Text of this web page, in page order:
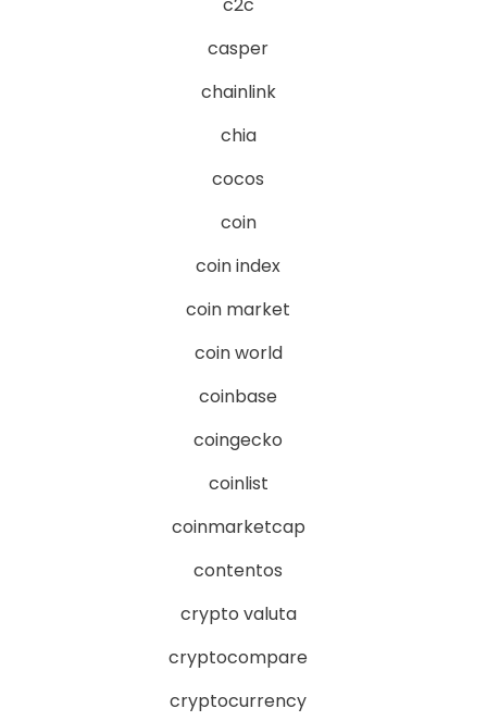
casper
chainlink
chia
cocos
coin
coin index
coin market
coin world
coinbase
coingecko
coinlist
coinmarketcap
contentos
crypto valuta
cryptocompare
cryptocurrency